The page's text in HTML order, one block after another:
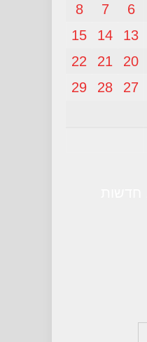
6
7
8
13
14
15
20
21
22
27
28
29